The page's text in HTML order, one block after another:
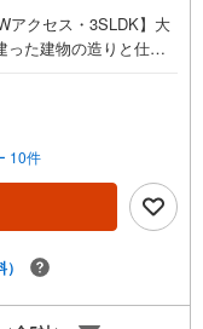
アクセス・3SLDK】大
った建物の造りと仕上
28坪・延床約35坪
だけます。■品質・保
基礎は面で支えるベ
以内の新しい住まい。
可も備えます。■省エネ
です。熱を伝えにくい
備えます。■アイマのサ
10件